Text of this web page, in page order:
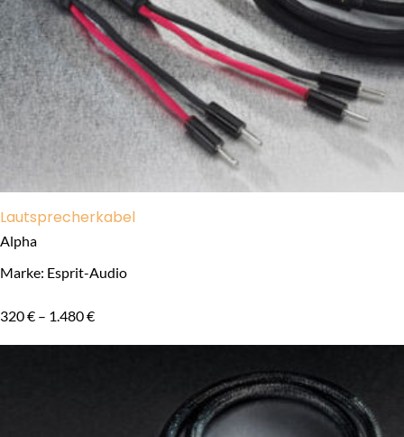
Lautsprecherkabel
Alpha
Marke: Esprit-Audio
320€ – 1.480€